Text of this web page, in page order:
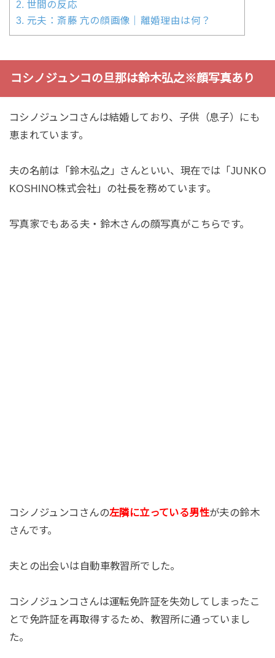
2. 世間の反応
3. 元夫：斎藤 亢の顔画像｜離婚理由は何？
コシノジュンコの旦那は鈴木弘之※顔写真あり
コシノジュンコさんは結婚しており、子供（息子）にも
恵まれています。
夫の名前は「鈴木弘之」さんといい、現在では「JUNKO
KOSHINO株式会社」の社長を務めています。
写真家でもある夫・鈴木さんの顔写真がこちらです。
コシノジュンコさんの左隣に立っている男性が夫の鈴木
さんです。
夫との出会いは自動車教習所でした。
コシノジュンコさんは運転免許証を失効してしまったこ
とで免許証を再取得するため、教習所に通っていまし
た。